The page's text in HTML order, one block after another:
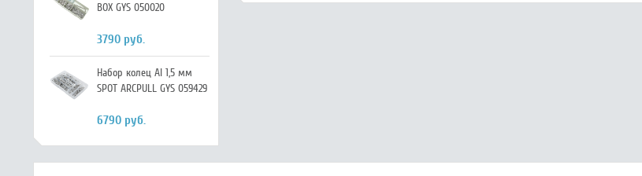
BOX GYS 050020
3790 руб.
Набор колец Al 1,5 мм
SPOT ARCPULL GYS 059429
6790 руб.